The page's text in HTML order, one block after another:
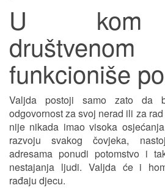
U kom
funkcioniše
Valjda postoji samo zato da
odgovornost za svoj nerad ili za
nije nikada imao visoka
razvoju svakog čovjeka,
adresama ponudi potomstvo i
nestajanja ljudi. Valjda će i
rađaju djecu.